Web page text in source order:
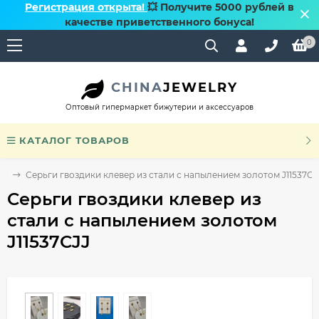
Регистрация открыта! 💥 Получите 5000 рублей в
качестве приветственного бонуса!
0
CHINAJEWELRY
Оптовый гипермаркет бижутерии и аксессуаров
КАТАЛОГ ТОВАРОВ
Серьги гвоздики клевер из стали с напылением золотом
Серьги гвоздики клевер из
стали с напылением золотом
J11537CJJ